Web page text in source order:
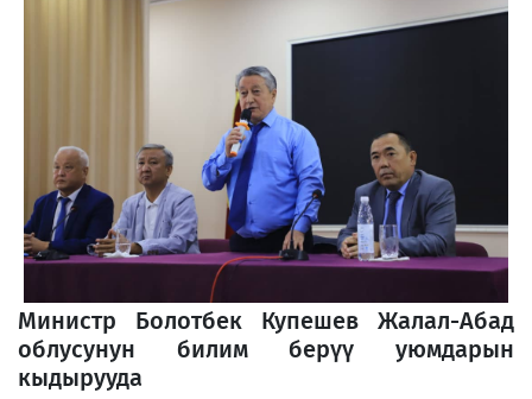
Министр Болотбек Купешев Жалал-Абад
облусунун билим берүү уюмдарын
кыдырууда